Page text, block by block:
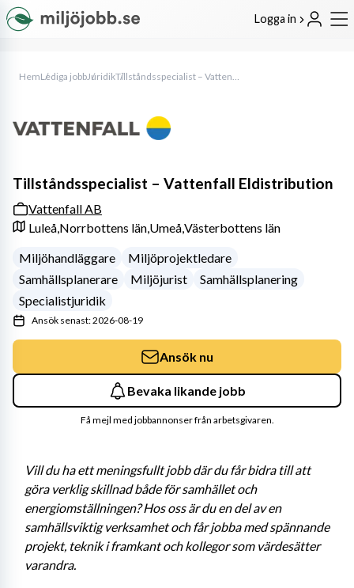
Logga in
HemLediga jobbJuridik Tillståndsspecialist – Vattenfall Eldistribution
Vill du ha ett meningsfullt jobb där du får bidra till att
göra verklig skillnad både för samhället och
energiomställningen? Hos oss är du en del av en
samhällsviktig verksamhet och får jobba med spännande
projekt, teknik i framkant och kollegor som värdesätter
varandra.
Tillståndsspecialist – Vattenfall Eldistribution
Vattenfall AB
Luleå,Norrbottens län,Umeå,Västerbottens län
Miljöhandläggare
Miljöprojektledare
Samhällsplanerare
Miljöjurist
Samhällsplanering
Specialistjuridik
Ansök senast: 2026-08-19
Ansök nu
Bevaka likande jobb
Få mejl med jobbannonser från arbetsgivaren.